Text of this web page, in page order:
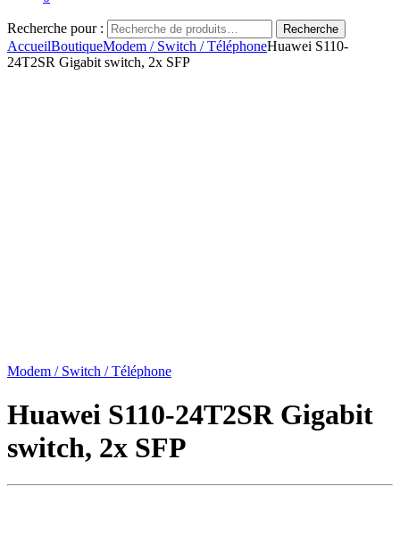
Recherche pour : Recherche
AccueilBoutiqueModem / Switch / TéléphoneHuawei S110-
24T2SR Gigabit switch, 2x SFP
Modem / Switch / Téléphone
Huawei S110-24T2SR Gigabit
switch, 2x SFP